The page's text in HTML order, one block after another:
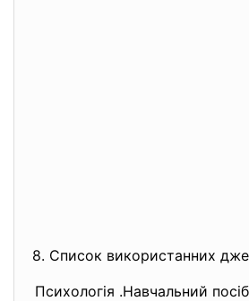
8. Список використанних
Психологія .Навчальний